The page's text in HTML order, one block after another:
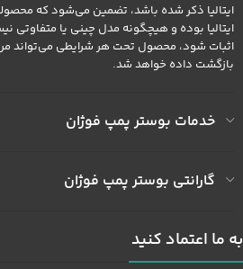
ایتالیا ذکر شده باشد، تضمین می‌شود که
ایتالیا بوده و هیچگونه مدل چینی یا متفاوتی
اثبات شود، محصول تحت هر شرایطی می‌تواند
بازگشت داده خواهد شد.
خدمات بوستر پمپ فوژان
گارانتی بوستر پمپ فوژان
به ما اعتماد کنید